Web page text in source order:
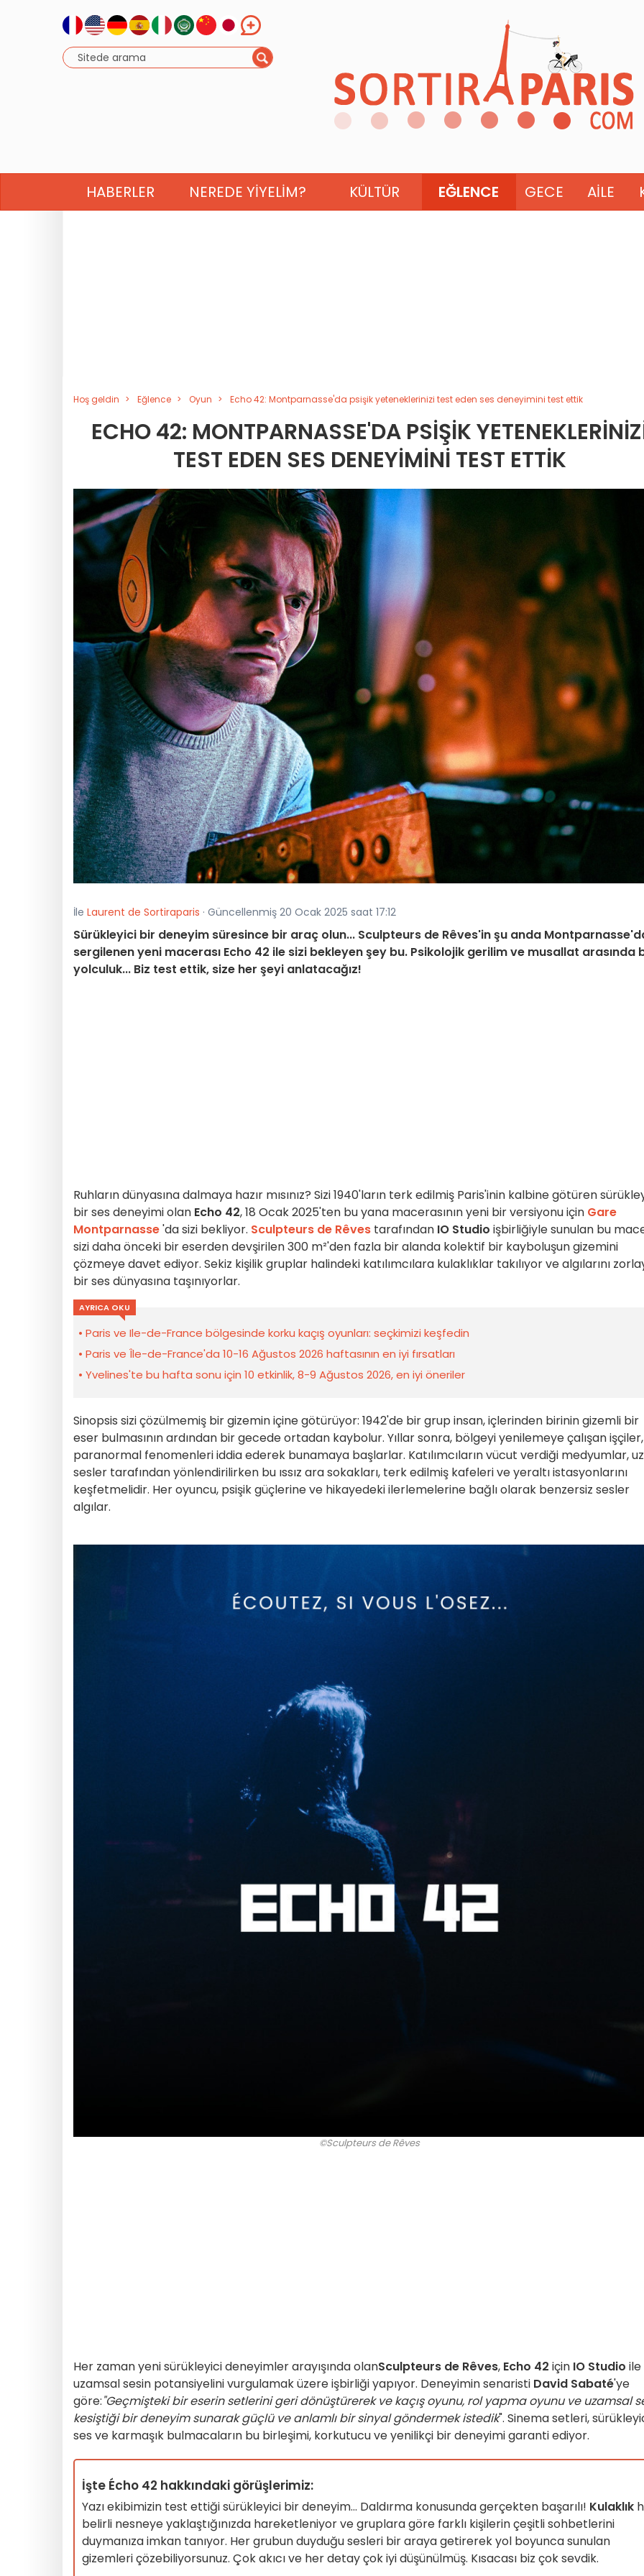
HABERLER NEREDE YIYELIM? KÜLTÜR EĞLENCE GECE AILE
Hoş geldin Eğlence Oyun Echo 42: Montparnasse'da psişik yeteneklerinizi test eden ses deneyimini test ettik
ECHO 42: MONTPARNASSE'DA PSIŞIK
TEST EDEN SES DENEYIMINI TEST ETTIK
İle Laurent de Sortiraparis · Güncellenmiş 20 Ocak 2025 saat 17:12
Sürükleyici bir deneyim süresince bir araç olun... Sculpteurs de Rêves'in şu anda
sergilenen yeni macerası Echo 42 ile sizi bekleyen şey bu. Psikolojik gerilim ve musallat arasında
yolculuk... Biz test ettik, size her şeyi anlatacağız!
Ruhların dünyasına dalmaya hazır mısınız? Sizi 1940'ların terk edilmiş Paris'inin kalbine götüren
bir ses deneyimi olan Echo 42, 18 Ocak 2025'ten bu yana macerasının yeni bir versiyonu için Gare
Montparnasse'da sizi bekliyor. Sculpteurs de Rêves tarafından IO Studio işbirliğiyle sunulan bu
sizi daha önceki bir eserden devşirilen 300 m²'den fazla bir alanda kolektif bir kayboluşun gizemini
çözmeye davet ediyor. Sekiz kişilik gruplar halindeki katılımcılara kulaklıklar takılıyor ve algılarını
bir ses dünyasına taşınıyorlar.
AYRICA OKU
Paris ve Ile-de-France bölgesinde korku kaçış oyunları: seçkimizi keşfedin
Paris ve Île-de-France'da 10-16 Ağustos 2026 haftasının en iyi fırsatları
Yvelines'te bu hafta sonu için 10 etkinlik, 8-9 Ağustos 2026, en iyi öneriler
Sinopsis sizi çözülmemiş bir gizemin içine götürüyor: 1942'de bir grup insan, içlerinden birinin gizemli bir
eser bulmasının ardından bir gecede ortadan kaybolur. Yıllar sonra, bölgeyi yenilemeye çalışan işçiler,
paranormal fenomenleri iddia ederek bunamaya başlarlar. Katılımcıların vücut verdiği medyumlar,
sesler tarafından yönlendirilirken bu ıssız ara sokakları, terk edilmiş kafeleri ve yeraltı istasyonlarını
keşfetmelidir. Her oyuncu, psişik güçlerine ve hikayedeki ilerlemelerine bağlı olarak benzersiz sesler
algılar.
©Sculpteurs de Rêves
Her zaman yeni sürükleyici deneyimler arayışında olanSculpteurs de Rêves, Echo 42 için IO Studio ile
uzamsal sesin potansiyelini vurgulamak üzere işbirliği yapıyor. Deneyimin senaristi David Sabaté'ye
göre:"Geçmişteki bir eserin setlerini geri dönüştürerek ve kaçış oyunu, rol yapma oyunu ve uzamsal
kesiştiği bir deneyim sunarak güçlü ve anlamlı bir sinyal göndermek istedik". Sinema setleri,
ses ve karmaşık bulmacaların bu birleşimi, korkutucu ve yenilikçi bir deneyimi garanti ediyor.
İşte Écho 42 hakkındaki görüşlerimiz:
Yazı ekibimizin test ettiği sürükleyici bir deneyim... Daldırma konusunda gerçekten başarılı! Kulaklık
belirli nesneye yaklaştığınızda hareketleniyor ve gruplara göre farklı kişilerin çeşitli sohbetlerini
duymanıza imkan tanıyor. Her grubun duyduğu sesleri bir araya getirerek yol boyunca sunulan
gizemleri çözebiliyorsunuz. Çok akıcı ve her detay çok iyi düşünülmüş. Kısacası biz çok sevdik.